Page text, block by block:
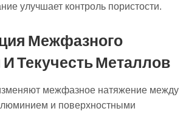
улучшает контроль пористости.
Межфазного
Текучесть Металлов
межфазное натяжение между
и поверхностными